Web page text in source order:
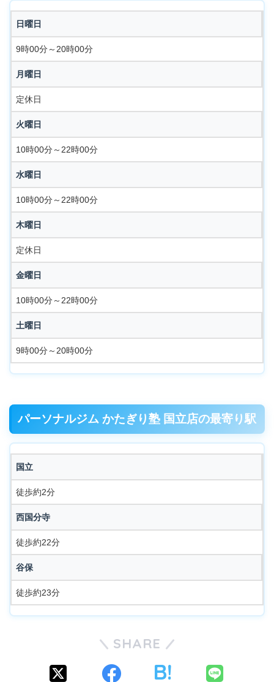
日曜日
9時00分～20時00分
月曜日
定休日
火曜日
10時00分～22時00分
水曜日
10時00分～22時00分
木曜日
定休日
金曜日
10時00分～22時00分
土曜日
9時00分～20時00分
パーソナルジム かたぎり塾 国立店の最寄り駅
国立
徒歩約2分
西国分寺
徒歩約22分
谷保
徒歩約23分
SHARE